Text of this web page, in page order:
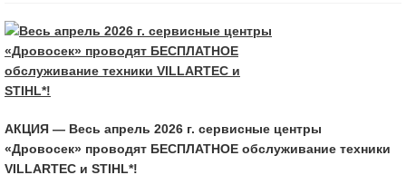
АКЦИЯ — Весь апрель 2026 г. сервисные центры
«Дровосек» проводят БЕСПЛАТНОЕ обслуживание техники
VILLARTEC и STIHL*!